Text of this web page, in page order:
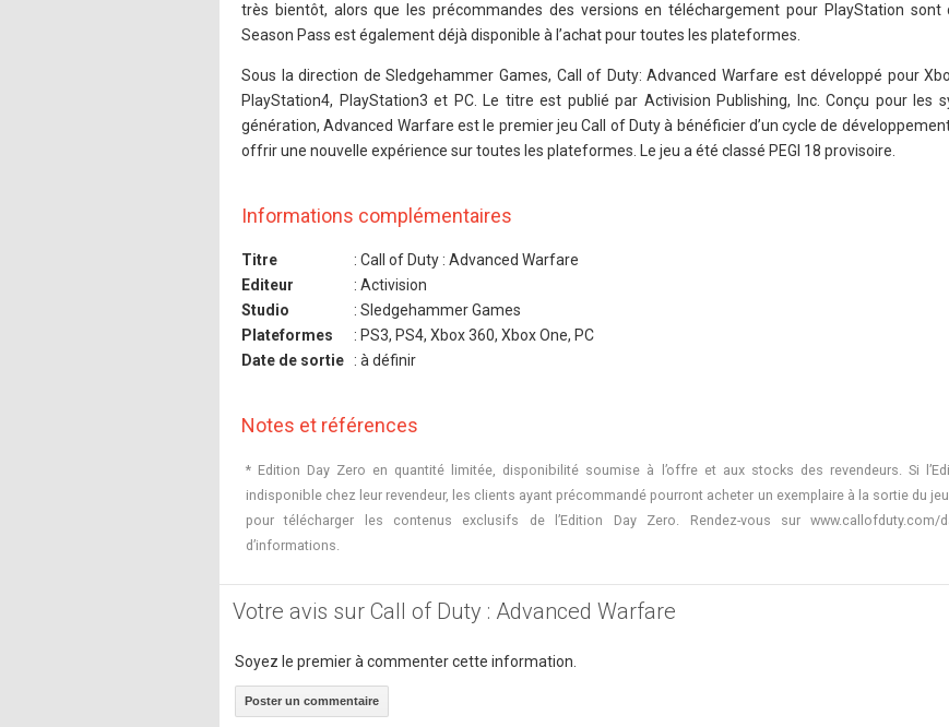
très bientôt, alors que les précommandes des versions en téléchargement pour PlayStation sont
Season Pass est également déjà disponible à l’achat pour toutes les plateformes.
Sous la direction de Sledgehammer Games, Call of Duty: Advanced Warfare est développé pour
PlayStation4, PlayStation3 et PC. Le titre est publié par Activision Publishing, Inc. Conçu pour les
génération, Advanced Warfare est le premier jeu Call of Duty à bénéficier d’un cycle de
offrir une nouvelle expérience sur toutes les plateformes. Le jeu a été classé PEGI 18 provisoire.
Informations complémentaires
Titre
: Call of Duty : Advanced Warfare
Editeur
: Activision
Studio
: Sledgehammer Games
Plateformes
: PS3, PS4, Xbox 360, Xbox One, PC
Date de sortie
: à définir
Notes et références
* Edition Day Zero en quantité limitée, disponibilité soumise à l’offre et aux stocks des revendeurs. Si
indisponible chez leur revendeur, les clients ayant précommandé pourront acheter un exemplaire à la sortie du
pour télécharger les contenus exclusifs de l’Edition Day Zero. Rendez-vous sur www.callofduty.com/
d’informations.
Votre avis sur Call of Duty : Advanced Warfare
Soyez le premier à commenter cette information.
Poster un commentaire